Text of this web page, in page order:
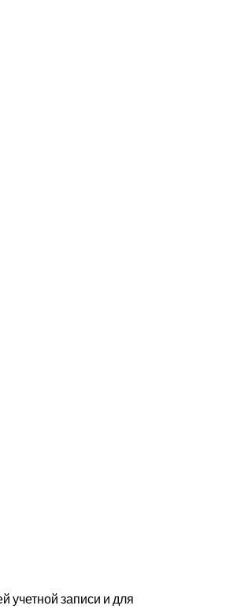
учетной записи и для